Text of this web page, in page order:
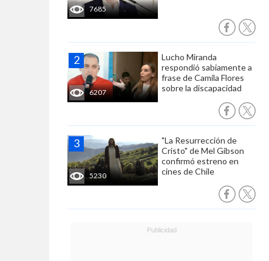
7685
6207
Lucho Miranda
respondió sabiamente a
frase de Camila Flores
sobre la discapacidad
5230
"La Resurrección de
Cristo" de Mel Gibson
confirmó estreno en
cines de Chile